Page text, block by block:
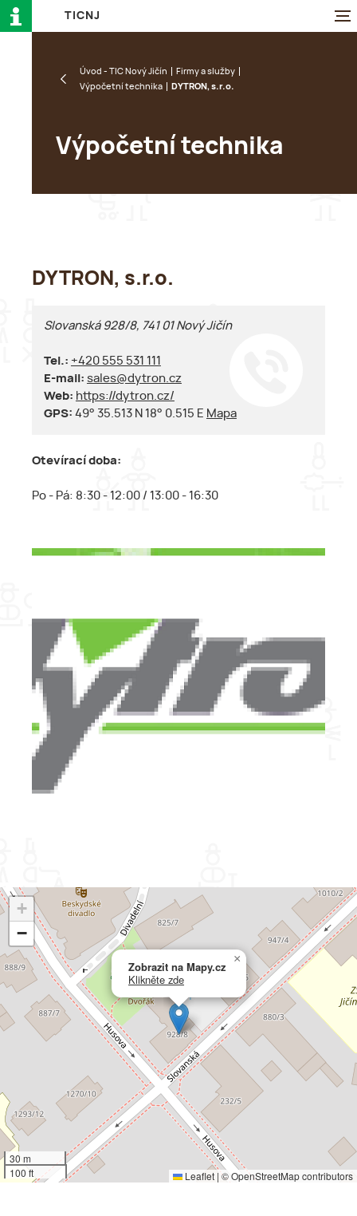
TI CN J
Úvod - TIC Nový Jičín
Firmy a služby
Výpočetní technika
DYTRON, s.r.o.
Výpočetní technika
DYTRON, s.r.o.
Slovanská 928/8, 741 01 Nový Jičín
Tel.: +420 555 531 111
E-mail: sales@dytron.cz
Web: https://dytron.cz/
GPS: 49° 35.513 N 18° 0.515 E Mapa
Otevírací doba:
Po - Pá: 8:30 - 12:00 / 13:00 - 16:30
Zobrazit na Mapy.cz
Klikněte zde
×
+
−
30 m
100 ft
Leaflet |©OpenStreetMapcontributors